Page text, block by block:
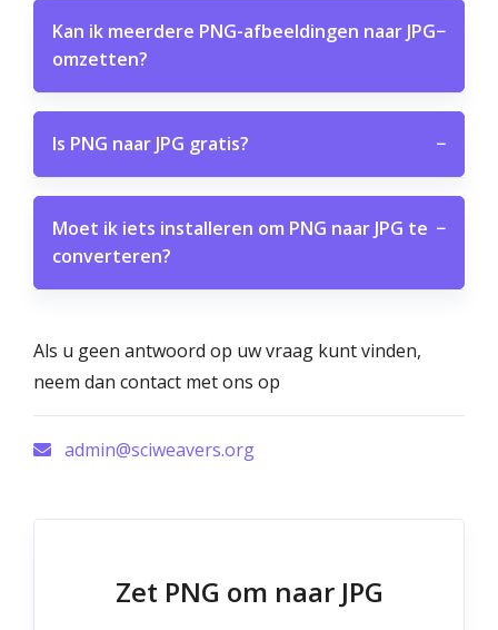
Kan ik meerdere PNG-afbeeldingen naar JPG
omzetten?
−
Is PNG naar JPG gratis? −
Moet ik iets installeren om PNG naar JPG te
converteren?
−
Als u geen antwoord op uw vraag kunt vinden,
neem dan contact met ons op
admin@sciweavers.org
Zet PNG om naar JPG